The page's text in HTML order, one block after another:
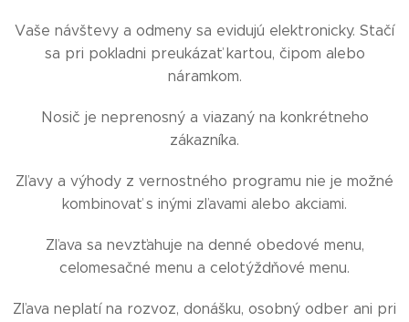
Vaše návštevy a odmeny sa evidujú elektronicky. Stačí
sa pri pokladni preukázať kartou, čipom alebo
náramkom.
Nosič je neprenosný a viazaný na konkrétneho
zákazníka.
Zľavy a výhody z vernostného programu nie je možné
kombinovať s inými zľavami alebo akciami.
Zľava sa nevzťahuje na denné obedové menu,
celomesačné menu a celotýždňové menu.
Zľava neplatí na rozvoz, donášku, osobný odber ani pri